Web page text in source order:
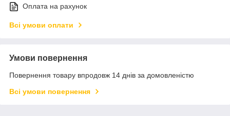
Оплата на рахунок
Всі умови оплати
Умови повернення
Повернення товару впродовж 14 днів за домовленістю
Всі умови повернення